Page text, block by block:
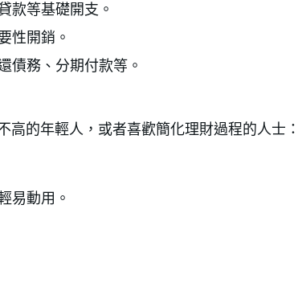
款等基礎開支。
性開銷。
債務、分期付款等。
的年輕人，或者喜歡簡化理財過程的人士：
易動用。